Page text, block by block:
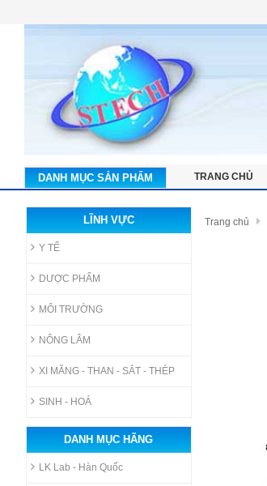
DANH MỤC SẢN PHẨM TRANG CHỦ
LĨNH VỰC
Y TẾ
DƯỢC PHẨM
MÔI TRƯỜNG
NÔNG LÂM
XI MĂNG - THAN - SẮT - THÉP
SINH - HOÁ
DANH MỤC HÃNG
LK Lab - Hàn Quốc
Trang chủ